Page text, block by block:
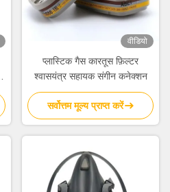
वीडियो
प्लास्टिक गैस कारतूस फ़िल्टर
श्वासयंत्र सहायक संगीन कनेक्शन
सर्वोत्तम मूल्य प्राप्त करें